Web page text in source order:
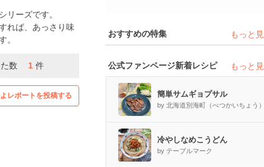
リーズです。
れば、あっさり味
。
数 1 件
レポートを投稿する
おすすめの特集 もっと
公式ファンページ新着レシピ もっと
簡単サムギョプサル
by 北海道別海町（べつかいちょう）
冷やしなめこうどん
by テーブルマーク